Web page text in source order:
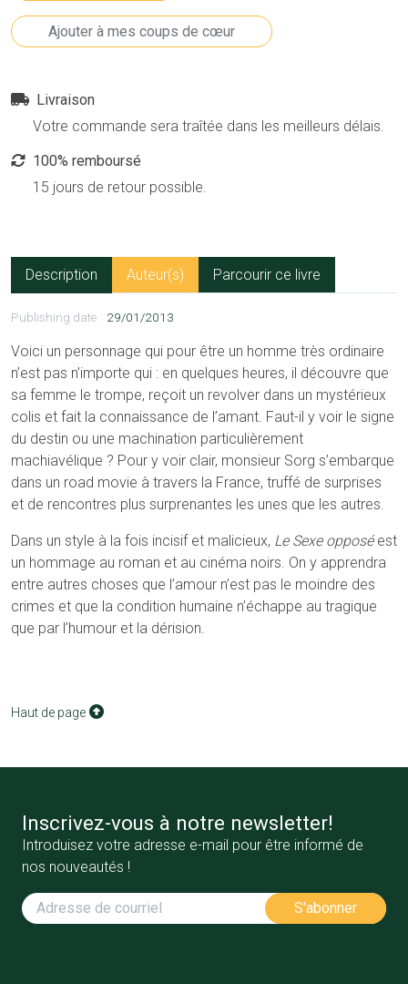
Livraison
Votre commande sera traîtée dans les meilleurs délais.
100% remboursé
15 jours de retour possible.
Description Auteur(s) Parcourir ce livre
Publishing date 29/01/2013
Voici un personnage qui pour être un homme très ordinaire
n’est pas n’importe qui : en quelques heures, il découvre que
sa femme le trompe, reçoit un revolver dans un mystérieux
colis et fait la connaissance de l’amant. Faut-il y voir le signe
du destin ou une machination particulièrement
machiavélique ? Pour y voir clair, monsieur Sorg s’embarque
dans un road movie à travers la France, truffé de surprises
et de rencontres plus surprenantes les unes que les autres.
Dans un style à la fois incisif et malicieux, Le Sexe opposé est
un hommage au roman et au cinéma noirs. On y apprendra
entre autres choses que l’amour n’est pas le moindre des
crimes et que la condition humaine n’échappe au tragique
que par l’humour et la dérision.
Haut de page
Inscrivez-vous à notre newsletter!
Introduisez votre adresse e-mail pour être informé de
nos nouveautés !